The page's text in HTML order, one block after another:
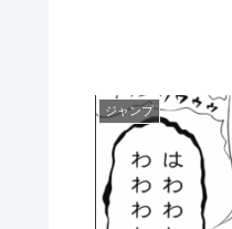
ジャンプ